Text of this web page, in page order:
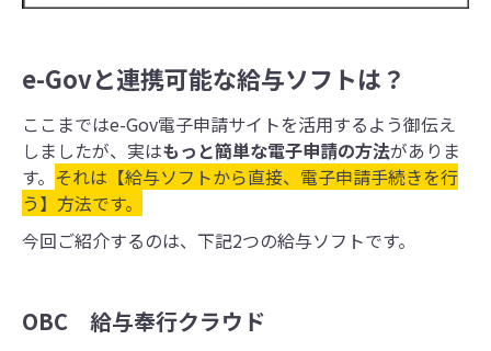
e-Govと連携可能な給与ソフトは？
ここまではe-Gov電子申請サイトを活用するよう御伝え
しましたが、実はもっと簡単な電子申請の方法がありま
す。 それは【給与ソフトから直接、電子申請手続きを行
う】方法です。
今回ご紹介するのは、下記2つの給与ソフトです。
OBC 給与奉行クラウド